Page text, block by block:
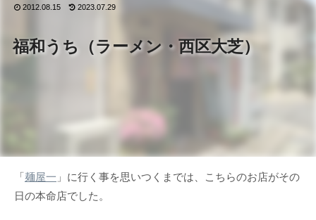
福和うち（ラーメン・西区大芝）
2012.08.15 2023.07.29
「麺屋一 」に行く事を思いつくまでは、こちらのお店がその
日の本命店でした。